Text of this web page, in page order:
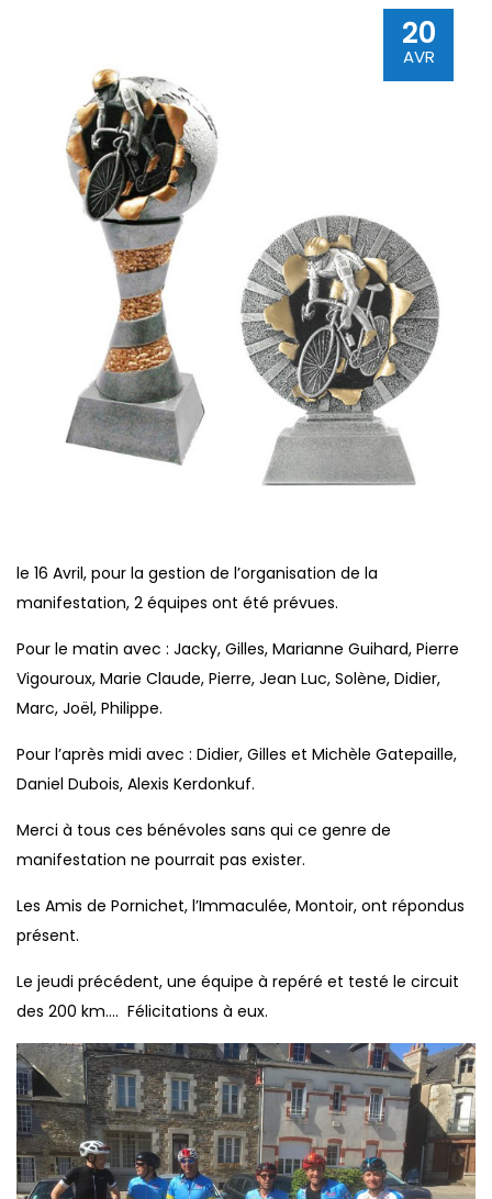
20
AVR
le 16 Avril, pour la gestion de l’organisation de la
manifestation, 2 équipes ont été prévues.
Pour le matin avec : Jacky, Gilles, Marianne Guihard, Pierre
Vigouroux, Marie Claude, Pierre, Jean Luc, Solène, Didier,
Marc, Joël, Philippe.
Pour l’après midi avec : Didier, Gilles et Michèle Gatepaille,
Daniel Dubois, Alexis Kerdonkuf.
Merci à tous ces bénévoles sans qui ce genre de
manifestation ne pourrait pas exister.
Les Amis de Pornichet, l’Immaculée, Montoir, ont répondus
présent.
Le jeudi précédent, une équipe à repéré et testé le circuit
des 200 km…. Félicitations à eux.